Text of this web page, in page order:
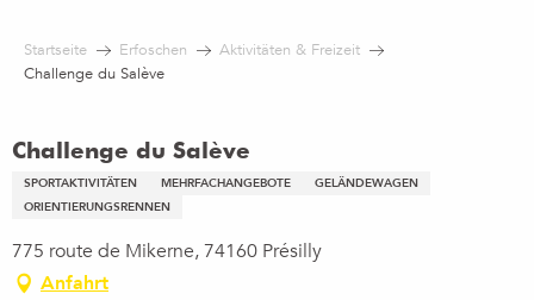
contenu
Startseite Erfoschen
Aktivitäten & Freizeit
Challenge du Salève
Challenge du Salève
SPORTAKTIVITÄTEN MEHRFACHANGEBOTE
GELÄNDEWAGEN
ORIENTIERUNGSRENNEN
775 route de Mikerne, 74160 Présilly
Anfahrt